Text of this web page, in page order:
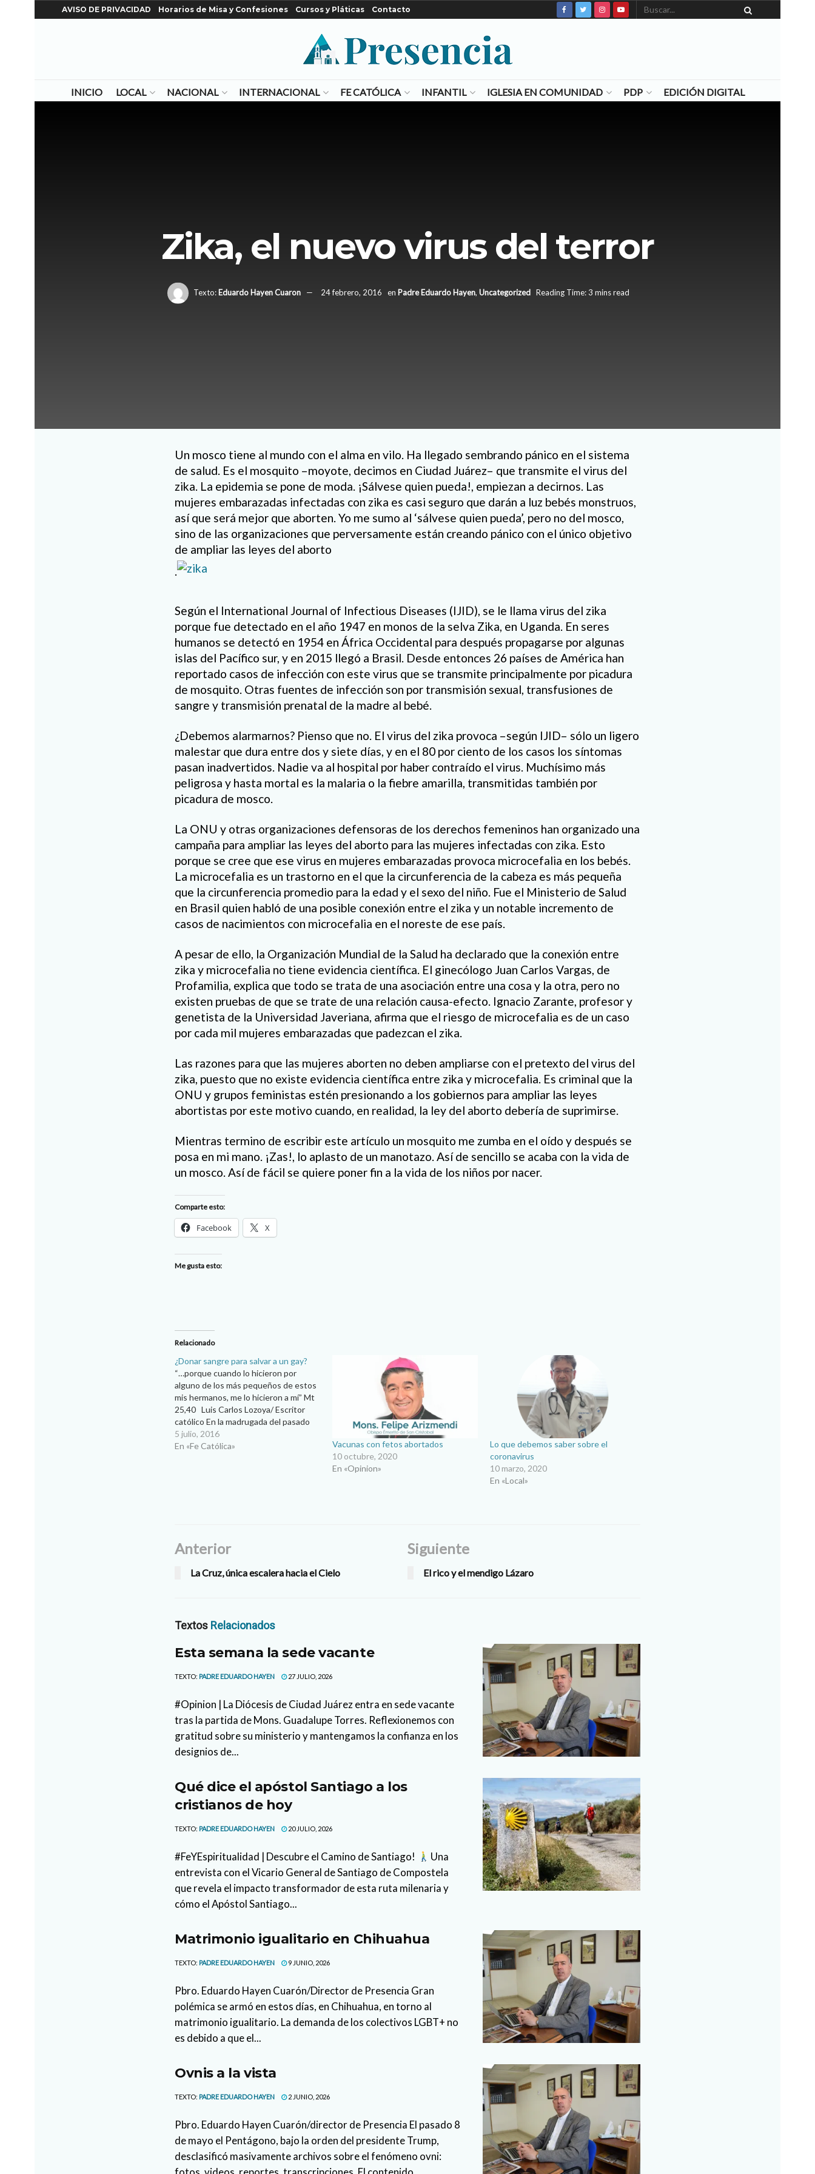
AVISO DE PRIVACIDAD Horarios de Misa y Confesiones Cursos y Pláticas Contacto
INICIO LOCAL NACIONAL INTERNACIONAL FE CATÓLICA INFANTIL IGLESIA EN COMUNIDAD PDP EDICIÓN DIGITAL
Zika, el nuevo virus del terror
Texto: Eduardo Hayen Cuaron 24 febrero, 2016 en Padre Eduardo Hayen, Uncategorized Reading Time: 3 mins read
Un mosco tiene al mundo con el alma en vilo. Ha llegado sembrando pánico en el sistema
de salud. Es el mosquito –moyote, decimos en Ciudad Juárez– que transmite el virus del
zika. La epidemia se pone de moda. ¡Sálvese quien pueda!, empiezan a decirnos. Las
mujeres embarazadas infectadas con zika es casi seguro que darán a luz bebés monstruos,
así que será mejor que aborten. Yo me sumo al ‘sálvese quien pueda’, pero no del mosco,
sino de las organizaciones que perversamente están creando pánico con el único objetivo
de ampliar las leyes del aborto
.
Según el International Journal of Infectious Diseases (IJID), se le llama virus del zika
porque fue detectado en el año 1947 en monos de la selva Zika, en Uganda. En seres
humanos se detectó en 1954 en África Occidental para después propagarse por algunas
islas del Pacífico sur, y en 2015 llegó a Brasil. Desde entonces 26 países de América han
reportado casos de infección con este virus que se transmite principalmente por picadura
de mosquito. Otras fuentes de infección son por transmisión sexual, transfusiones de
sangre y transmisión prenatal de la madre al bebé.
¿Debemos alarmarnos? Pienso que no. El virus del zika provoca –según IJID– sólo un ligero
malestar que dura entre dos y siete días, y en el 80 por ciento de los casos los síntomas
pasan inadvertidos. Nadie va al hospital por haber contraído el virus. Muchísimo más
peligrosa y hasta mortal es la malaria o la fiebre amarilla, transmitidas también por
picadura de mosco.
La ONU y otras organizaciones defensoras de los derechos femeninos han organizado una
campaña para ampliar las leyes del aborto para las mujeres infectadas con zika. Esto
porque se cree que ese virus en mujeres embarazadas provoca microcefalia en los bebés.
La microcefalia es un trastorno en el que la circunferencia de la cabeza es más pequeña
que la circunferencia promedio para la edad y el sexo del niño. Fue el Ministerio de Salud
en Brasil quien habló de una posible conexión entre el zika y un notable incremento de
casos de nacimientos con microcefalia en el noreste de ese país.
A pesar de ello, la Organización Mundial de la Salud ha declarado que la conexión entre
zika y microcefalia no tiene evidencia científica. El ginecólogo Juan Carlos Vargas, de
Profamilia, explica que todo se trata de una asociación entre una cosa y la otra, pero no
existen pruebas de que se trate de una relación causa-efecto. Ignacio Zarante, profesor y
genetista de la Universidad Javeriana, afirma que el riesgo de microcefalia es de un caso
por cada mil mujeres embarazadas que padezcan el zika.
Las razones para que las mujeres aborten no deben ampliarse con el pretexto del virus del
zika, puesto que no existe evidencia científica entre zika y microcefalia. Es criminal que la
ONU y grupos feministas estén presionando a los gobiernos para ampliar las leyes
abortistas por este motivo cuando, en realidad, la ley del aborto debería de suprimirse.
Mientras termino de escribir este artículo un mosquito me zumba en el oído y después se
posa en mi mano. ¡Zas!, lo aplasto de un manotazo. Así de sencillo se acaba con la vida de
un mosco. Así de fácil se quiere poner fin a la vida de los niños por nacer.
Comparte esto:
Facebook X
Me gusta esto:
Relacionado
¿Donar sangre para salvar a un gay?
“…porque cuando lo hicieron por
alguno de los más pequeños de estos
mis hermanos, me lo hicieron a mí” Mt
25,40 Luis Carlos Lozoya/ Escritor
católico En la madrugada del pasado
domingo 12 de junio, un individuo
armado asesinó a 50 personas e hirió a
5 julio, 2016
En «Fe Católica»
Vacunas con fetos abortados
10 octubre, 2020
En «Opinion»
Lo que debemos saber sobre el
coronavirus
10 marzo, 2020
En «Local»
Anterior
La Cruz, única escalera hacia el Cielo
Siguiente
El rico y el mendigo Lázaro
Textos Relacionados
Esta semana la sede vacante
TEXTO: PADRE EDUARDO HAYEN 27 JULIO, 2026
#Opinion | La Diócesis de Ciudad Juárez entra en sede vacante
tras la partida de Mons. Guadalupe Torres. Reflexionemos con
gratitud sobre su ministerio y mantengamos la confianza en los
designios de...
Qué dice el apóstol Santiago a los
cristianos de hoy
TEXTO: PADRE EDUARDO HAYEN 20 JULIO, 2026
#FeYEspiritualidad | Descubre el Camino de Santiago!
Una
entrevista con el Vicario General de Santiago de Compostela
que revela el impacto transformador de esta ruta milenaria y
cómo el Apóstol Santiago...
Matrimonio igualitario en Chihuahua
TEXTO: PADRE EDUARDO HAYEN 9 JUNIO, 2026
Pbro. Eduardo Hayen Cuarón/Director de Presencia Gran
polémica se armó en estos días, en Chihuahua, en torno al
matrimonio igualitario. La demanda de los colectivos LGBT+ no
es debido a que el...
Ovnis a la vista
TEXTO: PADRE EDUARDO HAYEN 2 JUNIO, 2026
Pbro. Eduardo Hayen Cuarón/director de Presencia El pasado 8
de mayo el Pentágono, bajo la orden del presidente Trump,
desclasificó masivamente archivos sobre el fenómeno ovni: